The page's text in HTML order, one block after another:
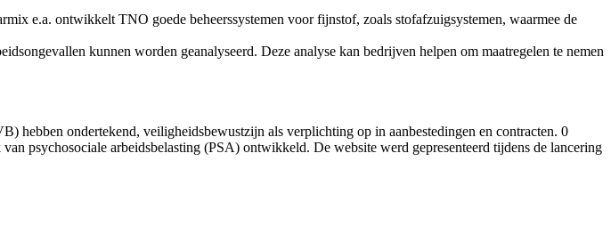
e.a. ontwikkelt TNO goede beheerssystemen voor fijnstof, zoals stofafzuigsystemen, waarmee de
kunnen worden geanalyseerd. Deze analyse kan bedrijven helpen om maatregelen te nemen
hebben ondertekend, veiligheidsbewustzijn als verplichting op in aanbestedingen en contracten. 0
psychosociale arbeidsbelasting (PSA) ontwikkeld. De website werd gepresenteerd tijdens de lancering